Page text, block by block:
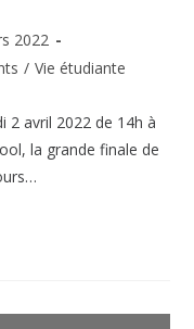
2022
/ Vie étudiante
2 avril 2022 de 14h à
la grande finale de